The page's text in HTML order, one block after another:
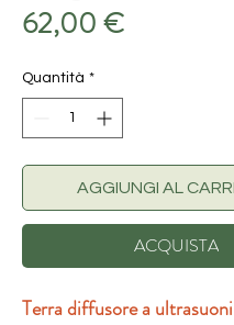
62,00 €Prezzo
Quantità *
AGGIUNGI AL
ACQUISTA
Terra diffusore a ultrasuoni